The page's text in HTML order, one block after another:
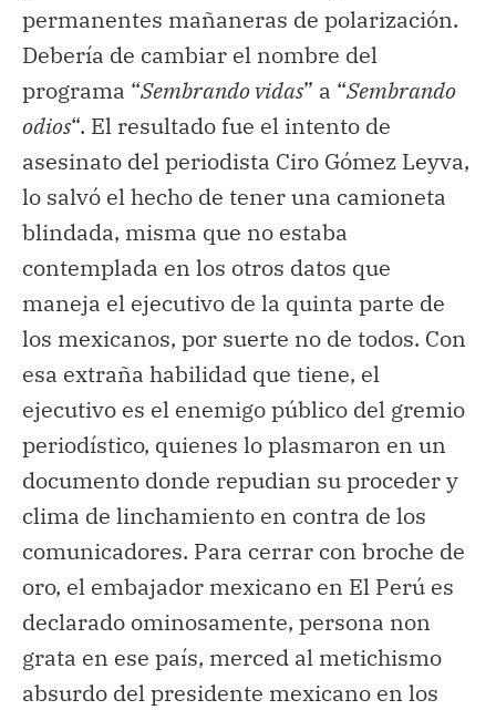
permanentes mañaneras de polarización.
Debería de cambiar el nombre del
programa “Sembrando vidas” a “Sembrando
odios“. El resultado fue el intento de
asesinato del periodista Ciro Gómez Leyva,
lo salvó el hecho de tener una camioneta
blindada, misma que no estaba
contemplada en los otros datos que
maneja el ejecutivo de la quinta parte de
los mexicanos, por suerte no de todos. Con
esa extraña habilidad que tiene, el
ejecutivo es el enemigo público del gremio
periodístico, quienes lo plasmaron en un
documento donde repudian su proceder y
clima de linchamiento en contra de los
comunicadores. Para cerrar con broche de
oro, el embajador mexicano en El Perú es
declarado ominosamente, persona non
grata en ese país, merced al metichismo
absurdo del presidente mexicano en los